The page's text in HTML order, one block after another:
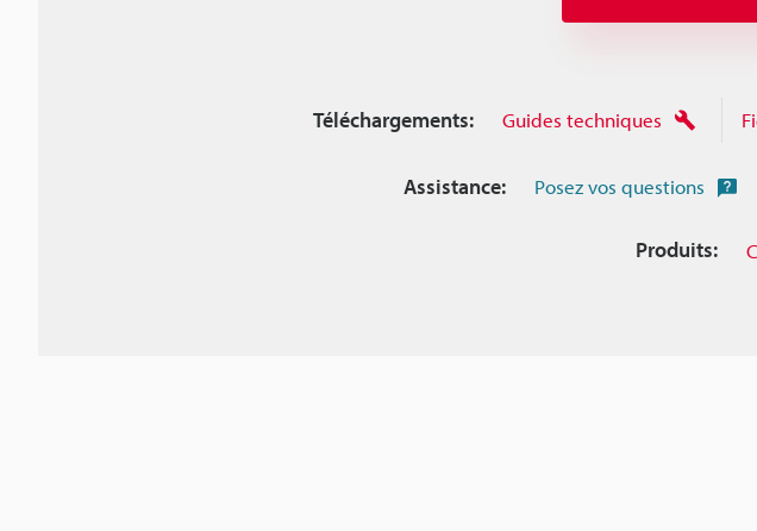
Téléchargements: Guides techniques
Assistance: Posez vos questions
Produits: